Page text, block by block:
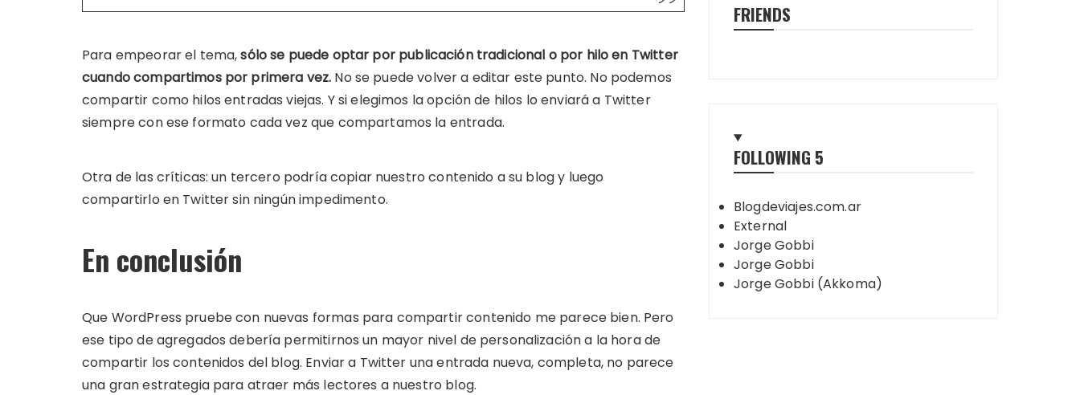
Para empeorar el tema,sólo se puede optar por publicación tradicional o por hilo en Twitter
cuando compartimos por primera vez. No se puede volver a editar este punto. No podemos
compartir como hilos entradas viejas. Y si elegimos la opción de hilos lo enviará a Twitter
siempre con ese formato cada vez que compartamos la entrada.
Otra de las críticas: un tercero podría copiar nuestro contenido a su blog y luego
compartirlo en Twitter sin ningún impedimento.
En conclusión
Que WordPress pruebe con nuevas formas para compartir contenido me parece bien. Pero
ese tipo de agregados debería permitirnos un mayor nivel de personalización a la hora de
compartir los contenidos del blog. Enviar a Twitter una entrada nueva, completa, no parece
una gran estrategia para atraer más lectores a nuestro blog.
FRIENDS
FOLLOWING 5
Blogdeviajes.com.ar
External
Jorge Gobbi
Jorge Gobbi
Jorge Gobbi (Akkoma)